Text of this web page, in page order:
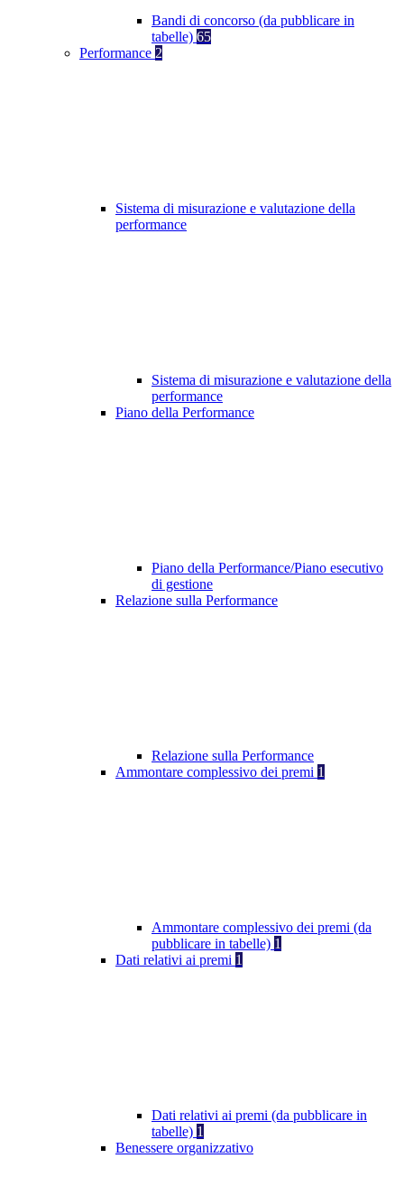
Bandi di concorso (da pubblicare in
tabelle) 65
Performance 2
Sistema di misurazione e valutazione della
performance
Sistema di misurazione e valutazione della
performance
Piano della Performance
Piano della Performance/Piano esecutivo
di gestione
Relazione sulla Performance
Relazione sulla Performance
Ammontare complessivo dei premi 1
Ammontare complessivo dei premi (da
pubblicare in tabelle) 1
Dati relativi ai premi 1
Dati relativi ai premi (da pubblicare in
tabelle) 1
Benessere organizzativo